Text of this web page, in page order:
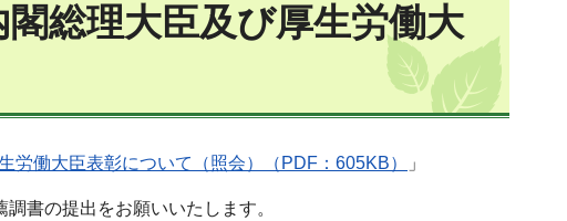
総理大臣及び厚生労働大
働大臣表彰について（照会）（PDF：605KB） 」
書の提出をお願いいたします。